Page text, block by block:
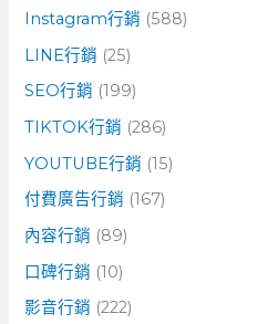
Instagram行銷 (588)
LINE行銷 (25)
SEO行銷 (199)
TIKTOK行銷 (286)
YOUTUBE行銷 (15)
付費廣告行銷 (167)
內容行銷 (89)
口碑行銷 (10)
影音行銷 (222)